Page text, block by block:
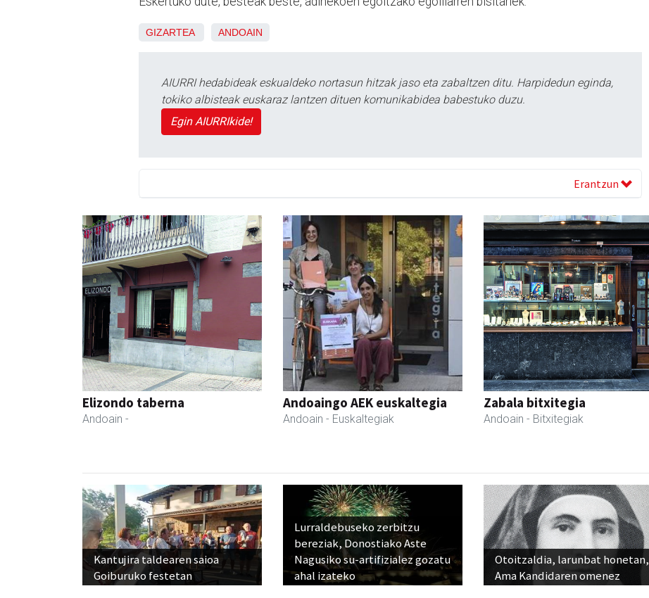
GIZARTEA ANDOAIN
AIURRI hedabideak eskualdeko nortasun hitzak jaso eta zabaltzen ditu. Harpidedun eginda,
tokiko albisteak euskaraz lantzen dituen komunikabidea babestuko duzu.
Egin AIURRIkide!
Erantzun
Elizondo taberna
Andoain -
Andoaingo AEK euskaltegia
Andoain - Euskaltegiak
Zabala bitxitegia
Andoain - Bitxitegiak
Kantujira taldearen saioa
Goiburuko festetan
Lurraldebuseko zerbitzu
bereziak, Donostiako Aste
Nagusiko su-artifizialez gozatu
ahal izateko
Otoitzaldia, larunbat honetan,
Ama Kandidaren omenez